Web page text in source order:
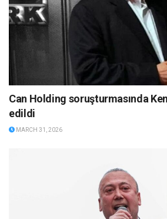
Can Holding soruşturmasında
edildi
MARCH 31, 2026